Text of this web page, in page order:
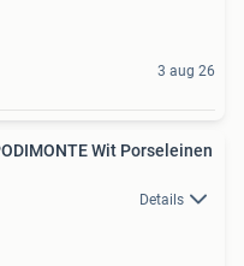
3 aug 26
Wit Porseleinen
Details